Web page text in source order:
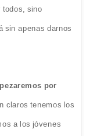
todos, sino
sin apenas darnos
por
claros tenemos los
a los jóvenes